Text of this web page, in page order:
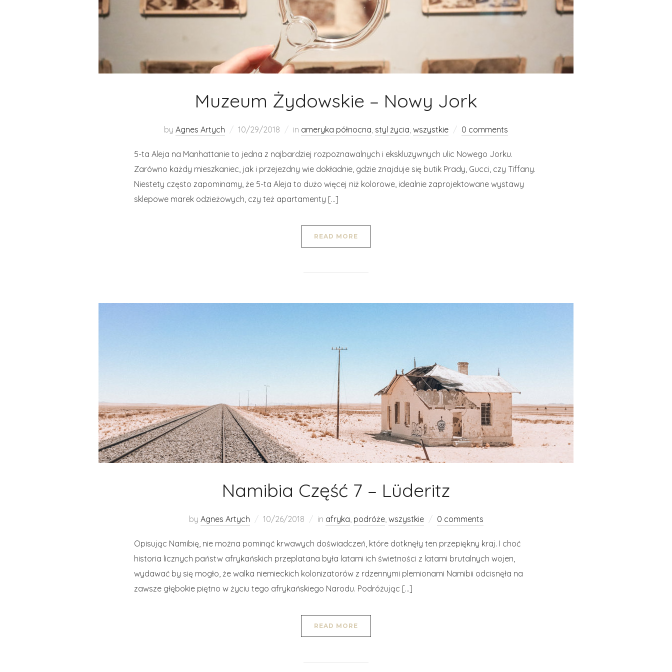
Muzeum Żydowskie – Nowy Jork
by Agnes Artych 10/29/2018 in ameryka północna, styl życia, wszystkie 0 comments
5-ta Aleja na Manhattanie to jedna z najbardziej rozpoznawalnych i ekskluzywnych ulic Nowego Jorku.
Zarówno każdy mieszkaniec, jak i przejezdny wie dokładnie, gdzie znajduje się butik Prady, Gucci, czy Tiffany.
Niestety często zapominamy, że 5-ta Aleja to dużo więcej niż kolorowe, idealnie zaprojektowane wystawy
sklepowe marek odzieżowych, czy też apartamenty […]
READ MORE
Namibia Część 7 – Lüderitz
by Agnes Artych 10/26/2018 in afryka, podróże, wszystkie 0 comments
Opisując Namibię, nie można pominąć krwawych doświadczeń, które dotknęły ten przepiękny kraj. I choć
historia licznych państw afrykańskich przeplatana była latami ich świetności z latami brutalnych wojen,
wydawać by się mogło, że walka niemieckich kolonizatorów z rdzennymi plemionami Namibii odcisnęła na
zawsze głębokie piętno w życiu tego afrykańskiego Narodu. Podróżując […]
READ MORE